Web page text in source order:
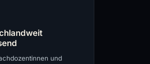
und